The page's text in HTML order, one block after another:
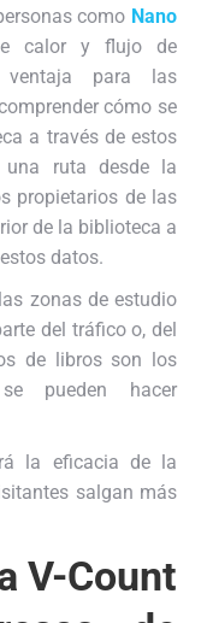
como Nano
calor y flujo de
ventaja para las
cómo se
a través de estos
una ruta desde la
propietarios de las
de la biblioteca a
datos.
zonas de estudio
del tráfico o, del
de libros son los
se pueden hacer
la eficacia de la
salgan más
V-Count